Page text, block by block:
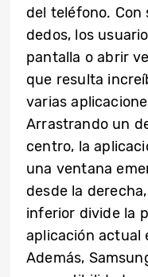
del teléfono. Con
dedos, los
pantalla o abrir
que resulta
varias
Arrastrando un
centro, la
una ventana
desde la
inferior divide la
aplicación actual
Además,